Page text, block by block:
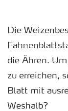
Die
die Ähren.
zu erreichen,
Blatt mit
Weshalb?